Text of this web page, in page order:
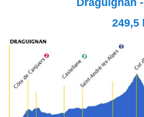
Draguignan
249,5